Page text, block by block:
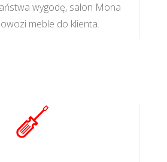
wygodę, salon Mona
meble do klienta.